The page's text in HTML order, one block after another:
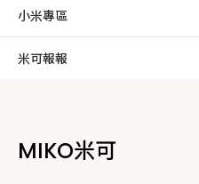
小米專區
米可報報
MIKO米可